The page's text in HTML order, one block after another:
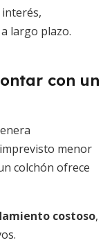
largo plazo.
con un
menor
colchón ofrece
costoso,